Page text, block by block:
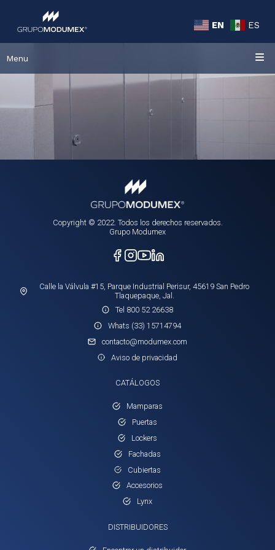
Menu
EN ES
Copyright © 2022. Todos los derechos reservados.
Grupo Modumex
Calle la Válvula #15, Parque Industrial Perisur, 45619 San Pedro
Tlaquepaque, Jal.
Tel 800 52 26638
Whats (33) 15714794
contacto@modumex.com
Aviso de privacidad
CATÁLOGOS
Mamparas
Puertas
Lockers
Fachadas
Cubiertas
Accesorios
Lynx
DISTRIBUIDORES